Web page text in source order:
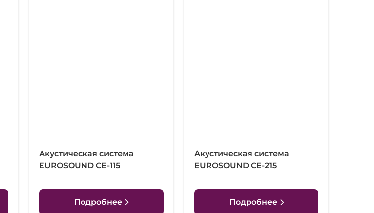
Акустическая система
EUROSOUND CE-115
Подробнее
Акустическая система
EUROSOUND CE-215
Подробнее